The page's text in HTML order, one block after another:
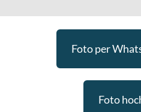
Foto per
Foto